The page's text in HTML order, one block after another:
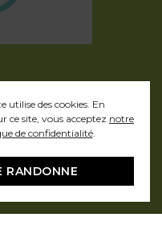
du Tourisme de la ville de
avec Pragmacom -
utilise des cookies. En
ce site, vous acceptez notre
de confidentialité.
RANDONNE